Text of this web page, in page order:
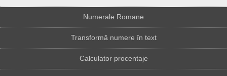
Numerale Romane
Transformă numere în text
Calculator procentaje